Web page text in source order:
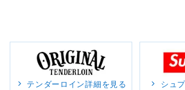
テンダーロイン詳細を見る シュ